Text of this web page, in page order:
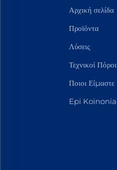
Αρχική σελίδα
Προϊόντα
Λύσεις
Τεχνικοί Πόροι
Ποιοι Είμαστε
Epi Koinonia